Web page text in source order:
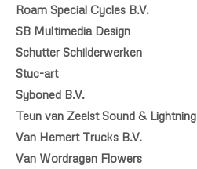
Roam Special Cycles B.V.
SB Multimedia Design
Schutter Schilderwerken
Stuc-art
Syboned B.V.
Teun van Zeelst Sound & Lightning
Van Hemert Trucks B.V.
Van Wordragen Flowers